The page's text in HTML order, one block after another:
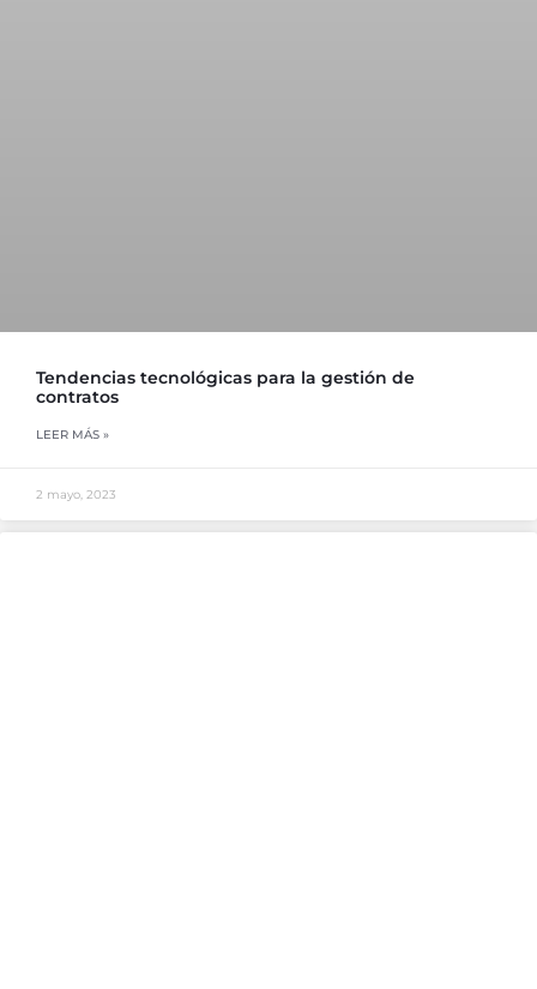
Tendencias tecnológicas para la gestión de
contratos
LEER MÁS »
2 mayo, 2023